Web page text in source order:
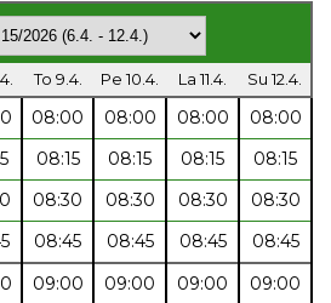
To 9.4. Pe 10.4. La 11.4. Su 12.4.
08:00 08:00 08:00
08:00
08:15 08:15 08:15
08:15
08:30 08:30 08:30
08:30
08:45 08:45 08:45
08:45
09:00 09:00 09:00
09:00